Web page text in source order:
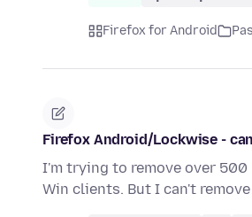
Firefox for Android
Firefox Android/Lockwise -
I'm trying to remove over 500
Win clients. But I can't